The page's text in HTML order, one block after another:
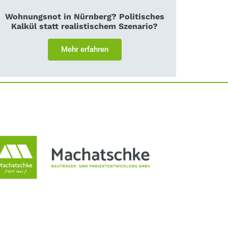
Wohnungsnot in Nürnberg? Politisches
Kalkül statt realistischem Szenario?
Mehr erfahren